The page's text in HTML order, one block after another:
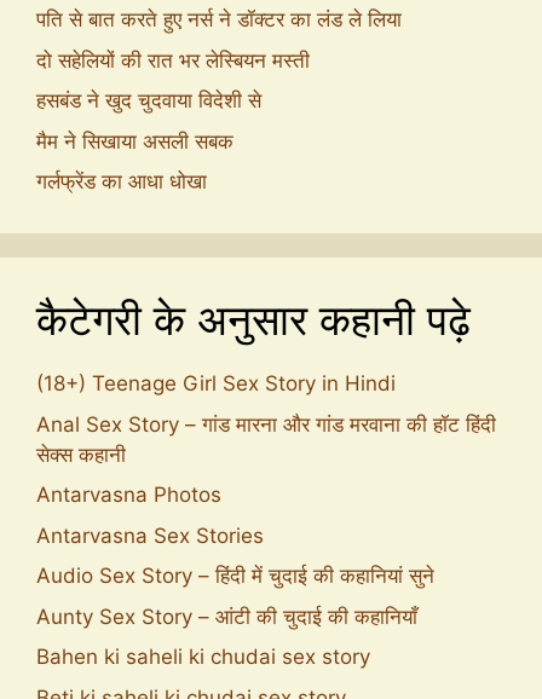
पति से बात करते हुए नर्स ने डॉक्टर का लंड ले लिया
दो सहेलियों की रात भर लेस्बियन मस्ती
हसबंड ने खुद चुदवाया विदेशी से
मैम ने सिखाया असली सबक
गर्लफ्रेंड का आधा धोखा
कैटेगरी के अनुसार कहानी पढ़े
(18+) Teenage Girl Sex Story in Hindi
Anal Sex Story – गांड मारना और गांड मरवाना की हॉट हिंदी
सेक्स कहानी
Antarvasna Photos
Antarvasna Sex Stories
Audio Sex Story – हिंदी में चुदाई की कहानियां सुने
Aunty Sex Story – आंटी की चुदाई की कहानियाँ
Bahen ki saheli ki chudai sex story